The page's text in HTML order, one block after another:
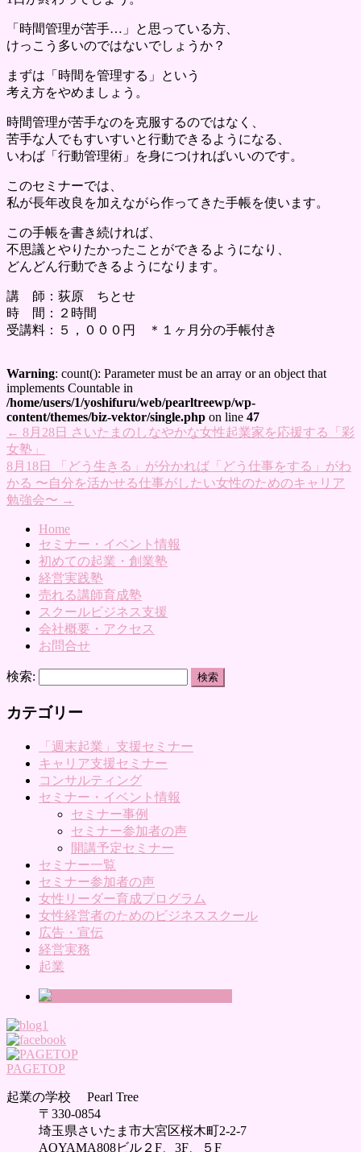
「時間管理が苦手…」と思っている方、
けっこう多いのではないでしょうか？
まずは「時間を管理する」という
考え方をやめましょう。
時間管理が苦手なのを克服するのではなく、
苦手な人でもすいすいと行動できるようになる、
いわば「行動管理術」を身につければいいのです。
このセミナーでは、
私が長年改良を加えながら作ってきた手帳を使います。
この手帳を書き続ければ、
不思議とやりたかったことができるようになり、
どんどん行動できるようになります。
講 師：荻原 ちとせ
時 間：２時間
受講料：５，０００円 ＊１ヶ月分の手帳付き
Warning: count(): Parameter must be an array or an object that
implements Countable in
/home/users/1/yoshifuru/web/pearltreewp/wp-
content/themes/biz-vektor/single.php on line 47
← 8月28日 さいたまのしなやかな女性起業家を応援する「彩
女塾」
8月18日 「どう生きる」が分かれば「どう仕事をする」がわ
かる 〜自分を活かせる仕事がしたい女性のためのキャリア
勉強会〜 →
Home
セミナー・イベント情報
初めての起業・創業塾
経営実践塾
売れる講師育成塾
スクールビジネス支援
会社概要・アクセス
お問合せ
検索:
カテゴリー
「週末起業」支援セミナー
キャリア支援セミナー
コンサルティング
セミナー・イベント情報
セミナー事例
セミナー参加者の声
開講予定セミナー
セミナー一覧
セミナー参加者の声
女性リーダー育成プログラム
女性経営者のためのビジネススクール
広告・宣伝
経営実務
起業
PAGETOP
起業の学校 Pearl Tree
〒330-0854
埼玉県さいたま市大宮区桜木町2-2-7
AOYAMA808ビル２F、3F、５F